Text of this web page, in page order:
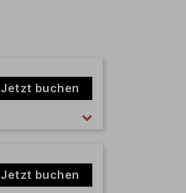
Jetzt buchen
Jetzt buchen